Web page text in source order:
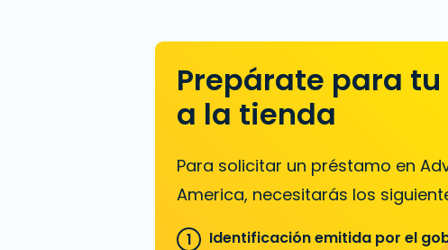
Prepárate para
a la tienda
Para solicitar un préstamo en
America, necesitarás los
Identificación emitida por el